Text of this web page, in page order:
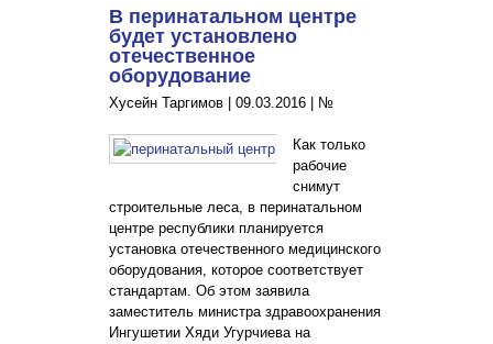
В перинатальном центре
будет установлено
отечественное
оборудование
Хусейн Таргимов | 09.03.2016 №
Как только
рабочие
снимут
строительные леса, в перинатальном
центре республики планируется
установка отечественного медицинского
оборудования, которое соответствует
стандартам. Об этом заявила
заместитель министра здравоохранения
Ингушетии Хяди Угурчиева на